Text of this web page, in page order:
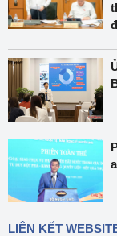
LIÊN KẾT